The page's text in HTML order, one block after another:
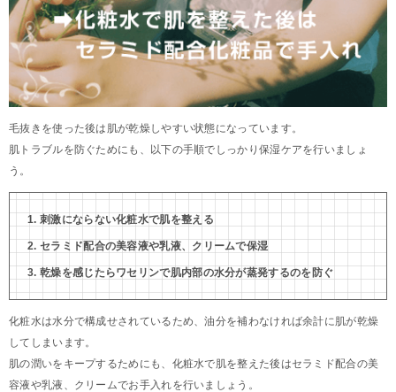
毛抜きを使った後は肌が乾燥しやすい状態になっています。
肌トラブルを防ぐためにも、以下の手順でしっかり保湿ケアを行いましょ
う。
刺激にならない化粧水で肌を整える
セラミド配合の美容液や乳液、クリームで保湿
乾燥を感じたらワセリンで肌内部の水分が蒸発するのを防ぐ
化粧水は水分で構成せされているため、油分を補わなければ余計に肌が乾燥
してしまいます。
肌の潤いをキープするためにも、化粧水で肌を整えた後はセラミド配合の美
容液や乳液、クリームでお手入れを行いましょう。